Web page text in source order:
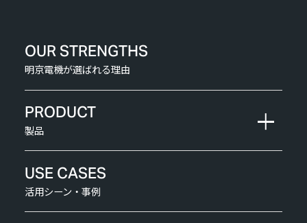
OUR STRENGTHS
明京電機が選ばれる理由
PRODUCT
製品
USE CASES
活用シーン・事例